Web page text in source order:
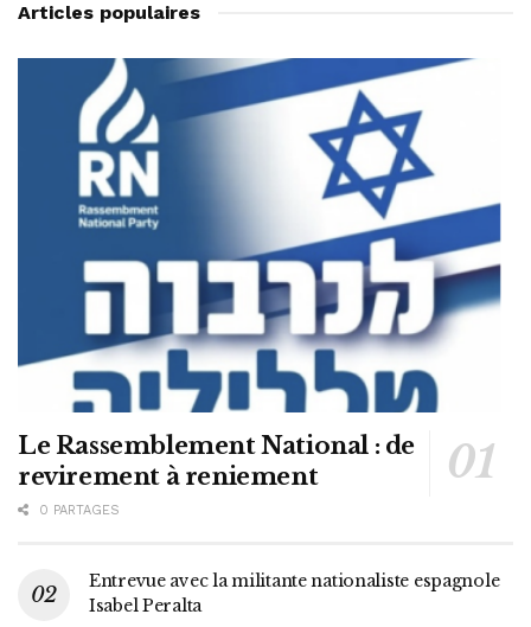
Articles populaires
Le Rassemblement National : de
revirement à reniement
0 PARTAGES
Entrevue avec la militante nationaliste espagnole
Isabel Peralta